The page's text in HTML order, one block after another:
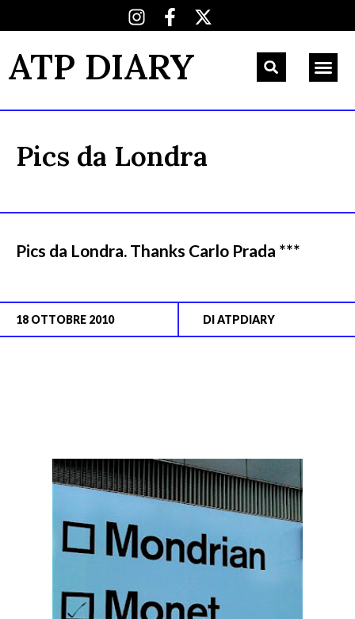
ATP DIARY
Pics da Londra
Pics da Londra. Thanks Carlo Prada ***
18 OTTOBRE 2010 DIATPDIARY